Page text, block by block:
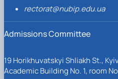
rectorat@nubip.edu.ua
Admissions Committee
19 Horikhuvatskyi Shliakh St.,
Academic Building No. 1, room